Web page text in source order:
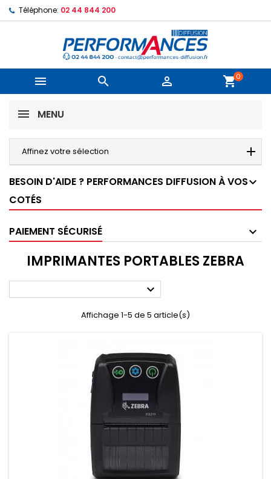
Téléphone: 02 44 844 200
   shopping_cart0
MENU
Affinez votre sélection
BESOIN D'AIDE ? PERFORMANCES DIFFUSION À VOS
COTÉS
PAIEMENT SÉCURISÉ
IMPRIMANTES PORTABLES ZEBRA

Affichage 1-5 de 5 article(s)